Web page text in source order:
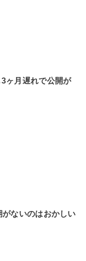
ヶ月遅れで公開が
ないのはおかしい